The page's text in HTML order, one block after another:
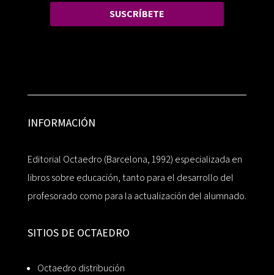
SUSCRÍBETE
INFORMACIÓN
Editorial Octaedro (Barcelona, 1992) especializada en
libros sobre educación, tanto para el desarrollo del
profesorado como para la actualización del alumnado.
SITIOS DE OCTAEDRO
Octaedro distribución